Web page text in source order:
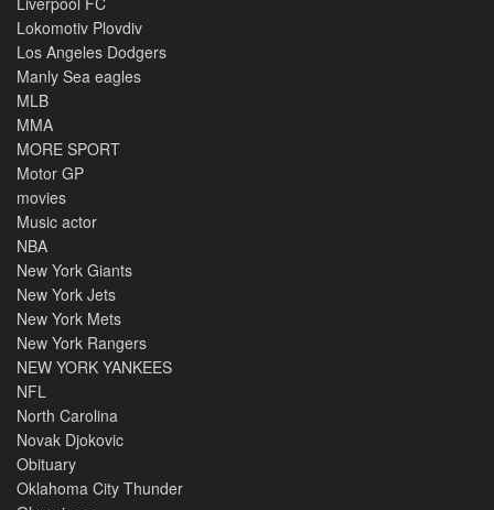
Lokomotiv Plovdiv
Los Angeles Dodgers
Manly Sea eagles
MLB
MMA
MORE SPORT
Motor GP
movies
Music actor
NBA
New York Giants
New York Jets
New York Mets
New York Rangers
NEW YORK YANKEES
NFL
North Carolina
Novak Djokovic
Obituary
Oklahoma City Thunder